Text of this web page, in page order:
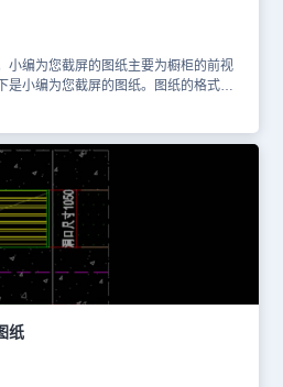
小编为您截屏的图纸主要为橱柜的前视
是小编为您截屏的图纸。图纸的格式为
商业用途。
纸